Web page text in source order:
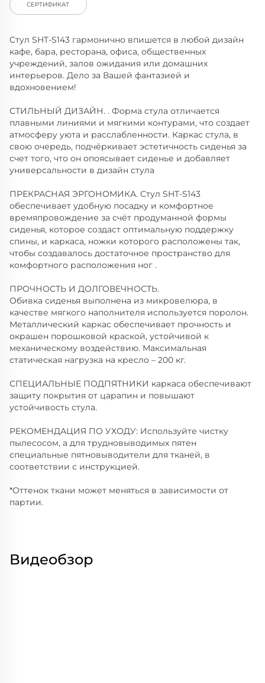
СЕРТИФИКАТ
Cтул SHT-S143 гармонично впишется в любой дизайн
кафе, бара, ресторана, офиса, общественных
учреждений, залов ожидания или домашних
интерьеров. Дело за Вашей фантазией и
вдохновением!
СТИЛЬНЫЙ ДИЗАЙН. . Форма стула отличается
плавными линиями и мягкими контурами, что создает
атмосферу уюта и расслабленности. Каркас стула, в
свою очередь, подчёркивает эстетичность сиденья за
счет того, что он опоясывает сиденье и добавляет
универсальности в дизайн стула
ПРЕКРАСНАЯ ЭРГОНОМИКА. Стул SHT-S143
обеспечивает удобную посадку и комфортное
времяпровождение за счёт продуманной формы
сиденья, которое создаст оптимальную поддержку
спины, и каркаса, ножки которого расположены так,
чтобы создавалось достаточное пространство для
комфортного расположения ног .
ПРОЧНОСТЬ И ДОЛГОВЕЧНОСТЬ.
Обивка сиденья выполнена из микровелюра, в
качестве мягкого наполнителя используется поролон.
Металлический каркас обеспечивает прочность и
окрашен порошковой краской, устойчивой к
механическому воздействию. Максимальная
статическая нагрузка на кресло – 200 кг.
СПЕЦИАЛЬНЫЕ ПОДПЯТНИКИ каркаса обеспечивают
защиту покрытия от царапин и повышают
устойчивость стула.
РЕКОМЕНДАЦИЯ ПО УХОДУ: Используйте чистку
пылесосом, а для трудновыводимых пятен
специальные пятновыводители для тканей, в
соответствии с инструкцией.
*Оттенок ткани может меняться в зависимости от
партии.
Видеобзор